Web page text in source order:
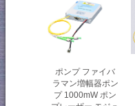
ポンプ ファイバ
ラマン増幅器ポン
プ 1000mW ポン